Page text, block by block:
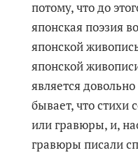
потому, что до
японская поэзия
японской
японской
является
бывает, что стихи
или гравюры, и,
гравюры писали